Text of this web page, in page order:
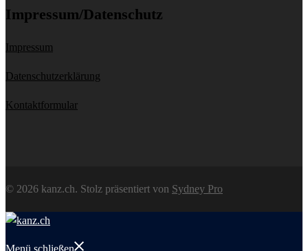
Impressum/Datenschutz
Impressum
Datenschutzerklärung
Kontaktformular
© 2026 kanz.ch. Stolz präsentiert von Sydney Pro
Menü schließen